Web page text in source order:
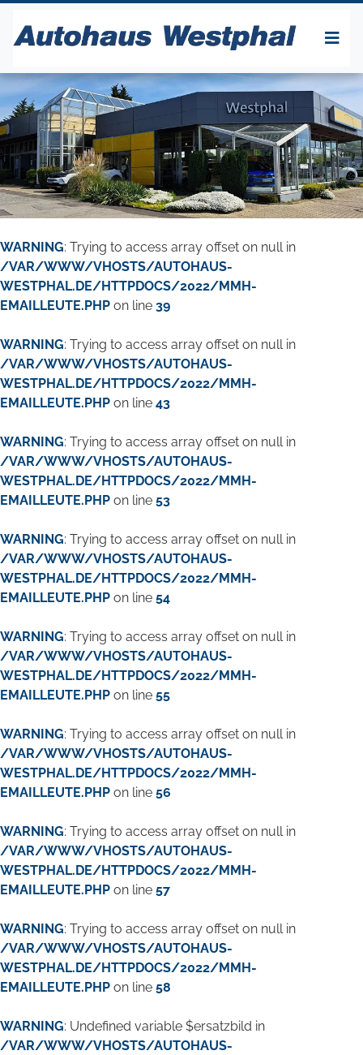
WARNING: Trying to access array offset on null in
/VAR/WWW/VHOSTS/AUTOHAUS-
WESTPHAL.DE/HTTPDOCS/2022/MMH-
EMAILLEUTE.PHP on line 39
WARNING: Trying to access array offset on null in
/VAR/WWW/VHOSTS/AUTOHAUS-
WESTPHAL.DE/HTTPDOCS/2022/MMH-
EMAILLEUTE.PHP on line 43
WARNING: Trying to access array offset on null in
/VAR/WWW/VHOSTS/AUTOHAUS-
WESTPHAL.DE/HTTPDOCS/2022/MMH-
EMAILLEUTE.PHP on line 53
WARNING: Trying to access array offset on null in
/VAR/WWW/VHOSTS/AUTOHAUS-
WESTPHAL.DE/HTTPDOCS/2022/MMH-
EMAILLEUTE.PHP on line 54
WARNING: Trying to access array offset on null in
/VAR/WWW/VHOSTS/AUTOHAUS-
WESTPHAL.DE/HTTPDOCS/2022/MMH-
EMAILLEUTE.PHP on line 55
WARNING: Trying to access array offset on null in
/VAR/WWW/VHOSTS/AUTOHAUS-
WESTPHAL.DE/HTTPDOCS/2022/MMH-
EMAILLEUTE.PHP on line 56
WARNING: Trying to access array offset on null in
/VAR/WWW/VHOSTS/AUTOHAUS-
WESTPHAL.DE/HTTPDOCS/2022/MMH-
EMAILLEUTE.PHP on line 57
WARNING: Trying to access array offset on null in
/VAR/WWW/VHOSTS/AUTOHAUS-
WESTPHAL.DE/HTTPDOCS/2022/MMH-
EMAILLEUTE.PHP on line 58
WARNING: Undefined variable $ersatzbild in
/VAR/WWW/VHOSTS/AUTOHAUS-